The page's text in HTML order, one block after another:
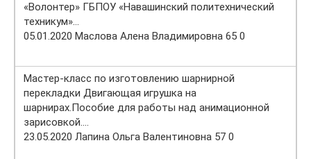
«Волонтер» ГБПОУ «Навашинский политехнический
техникум»…
05.01.2020 Маслова Алена Владимировна 65 0
Мастер-класс по изготовлению шарнирной
перекладки Двигающая игрушка на
шарнирах.Пособие для работы над анимационной
зарисовкой….
23.05.2020 Лапина Ольга Валентиновна 57 0